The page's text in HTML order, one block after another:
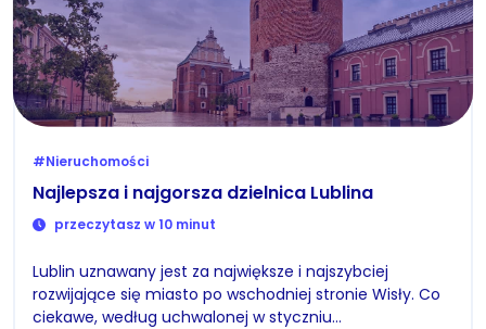
#Nieruchomości
Najlepsza i najgorsza dzielnica Lublina
przeczytasz w 10 minut
Lublin uznawany jest za największe i najszybciej
rozwijające się miasto po wschodniej stronie Wisły. Co
ciekawe, według uchwalonej w styczniu…